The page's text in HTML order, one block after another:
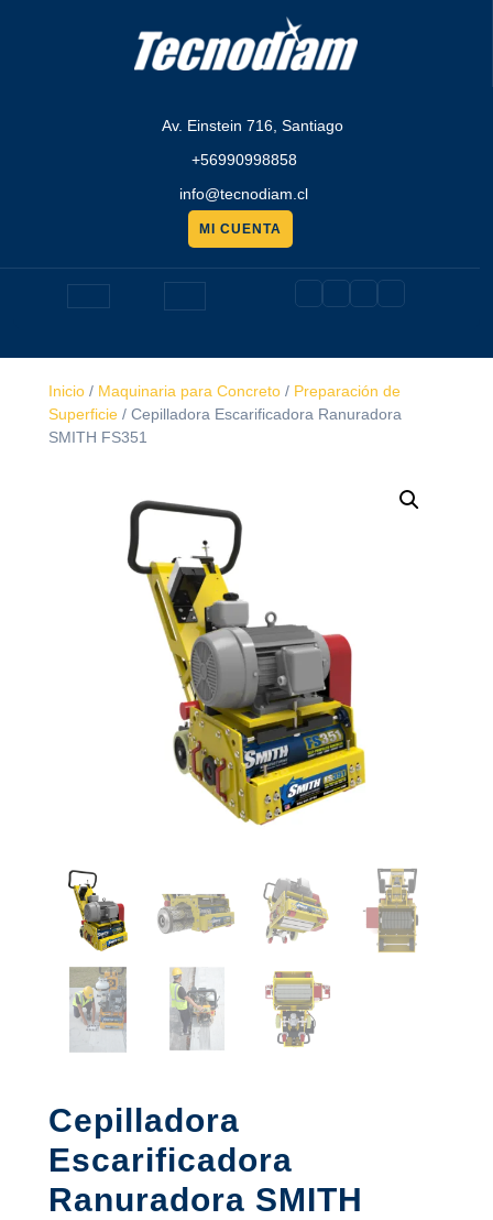
Av. Einstein 716, Santiago
+56990998858
info@tecnodiam.cl
MI CUENTA
presupuesto
Botón
de
apertura
Inicio / Maquinaria para Concreto / Preparación de
Superficie / Cepilladora Escarificadora Ranuradora
SMITH FS351
Cepilladora
Escarificadora
Ranuradora SMITH